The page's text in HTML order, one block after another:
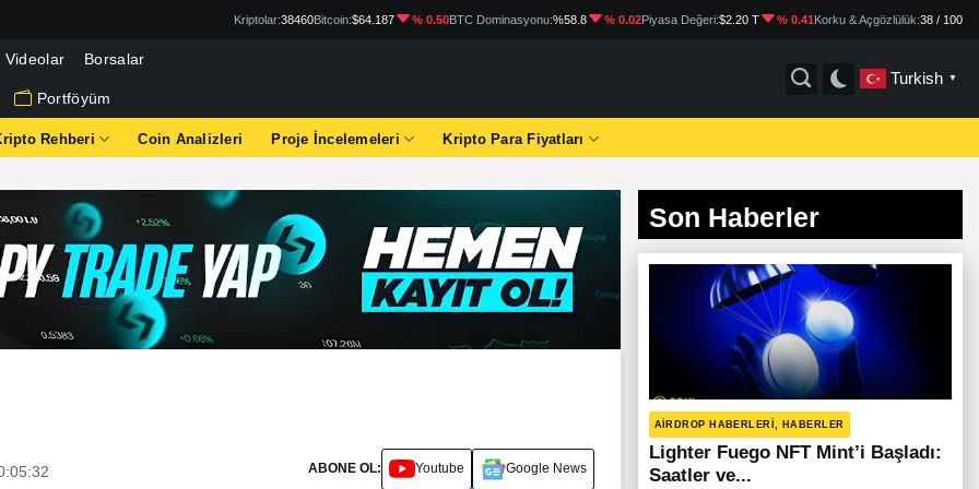
Kriptolar:38460Bitcoin:$64.187 % 0.50BTC Dominasyonu:%58.8 % 0.02Piyasa Değeri:$2.20 T % 0.41Korku & Açgözlülük:38 / 100
Videolar Borsalar
Portföyüm
Turkish ▼
Rehberi Coin Analizleri Proje İncelemeleri Kripto Para Fiyatları
ABONE OL: Youtube Google News
Son Haberler
AIRDROP HABERLERI, HABERLER
Lighter Fuego NFT Mint’i Başladı:
Saatler ve...